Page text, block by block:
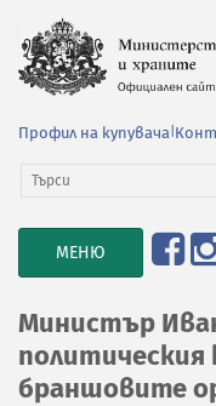
Профил на купувача
TOGGLE
NAVIGATION
МЕНЮ
Министър
политическия
браншовите